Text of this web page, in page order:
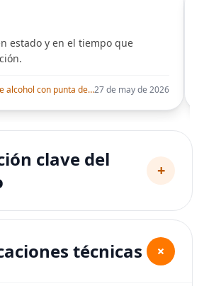
estado y en el tiempo que
Ohuhu Marcadores de alcohol con punta de pincel – Juego de marcadores artísticos de doble punta con certificación AP para artistas adultos27 de may de 2026
clave del
+
técnicas +